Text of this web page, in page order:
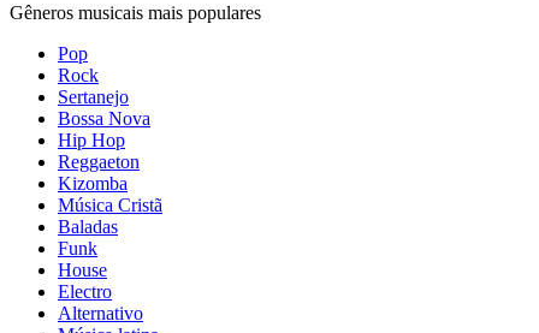
Gêneros musicais mais populares
Pop
Rock
Sertanejo
Bossa Nova
Hip Hop
Reggaeton
Kizomba
Música Cristã
Baladas
Funk
House
Electro
Alternativo